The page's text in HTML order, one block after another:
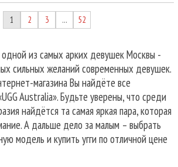
1 2 3 … 52
одной из самых арких девушек Москвы -
сильных желаний современных девушек.
магазина Вы найдёте все
Australia». Будьте уверены, что среди
найдётся та самая яркая пара, которая
А дальше дело за малым – выбрать
модель и купить угги по отличной цене